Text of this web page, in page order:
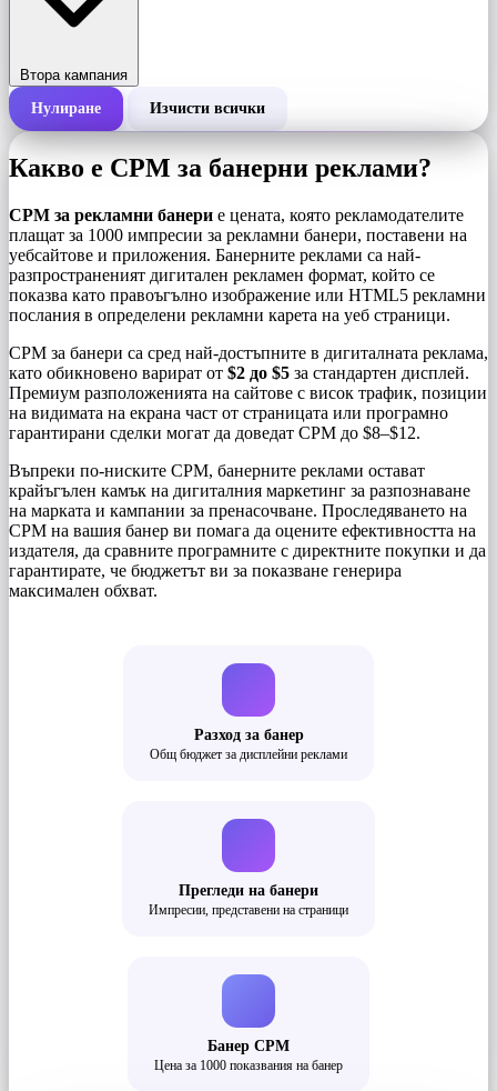
Втора кампания
Обща цена на кампания
Брой импресии
Нулиране Изчисти всички
Какво е CPM за банерни реклами?
CPM за рекламни банери е цената, която рекламодателите
плащат за 1000 импресии за рекламни банери, поставени на
уебсайтове и приложения. Банерните реклами са най-
разпространеният дигитален рекламен формат, който се
показва като правоъгълно изображение или HTML5 рекламни
послания в определени рекламни карета на уеб страници.
CPM за банери са сред най-достъпните в дигиталната реклама,
като обикновено варират от $2 до $5 за стандартен дисплей.
Премиум разположенията на сайтове с висок трафик, позиции
на видимата на екрана част от страницата или програмно
гарантирани сделки могат да доведат CPM до $8–$12.
Въпреки по-ниските CPM, банерните реклами остават
крайъгълен камък на дигиталния маркетинг за разпознаване
на марката и кампании за пренасочване. Проследяването на
CPM на вашия банер ви помага да оцените ефективността на
издателя, да сравните програмните с директните покупки и да
гарантирате, че бюджетът ви за показване генерира
максимален обхват.
Разход за банер
Общ бюджет за дисплейни реклами
Прегледи на банери
Импресии, представени на страници
Банер CPM
Цена за 1000 показвания на банер